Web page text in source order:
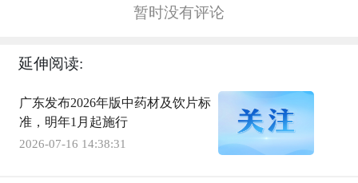
暂时没有评论
延伸阅读:
广东发布2026年版中药材及饮片标
准，明年1月起施行
2026-07-16 14:38:31